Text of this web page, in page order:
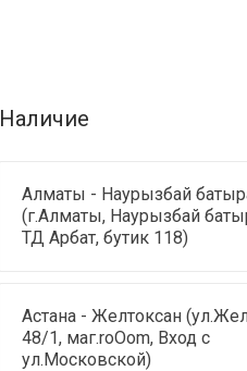
Наличие
Алматы - Наурызбай
(г.Алматы, Наурызбай
ТД Арбат, бутик 118)
Астана - Желтоксан
48/1, маг.roOom, Вход с
ул.Московской)